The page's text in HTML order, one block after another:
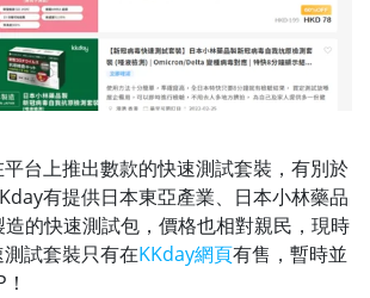
台上推出數款的快速測試套裝，有別於
有提供日本東亞產業、日本小林藥品
的快速測試包，價格也相對親民，現時
試套裝只有在KKday網頁有售，暫時並